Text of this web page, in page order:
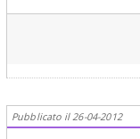
Pubblicato il 26-04-2012